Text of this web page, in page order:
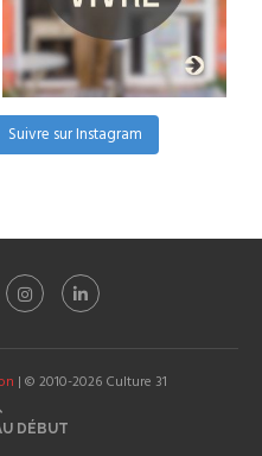
Suivre sur Instagram
| © 2010-2026 Culture 31
DÉBUT